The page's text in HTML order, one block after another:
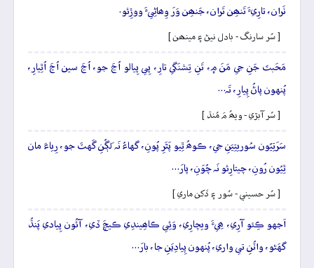
ٺَران، تارِيءَ تَنھِن تَران، جَنھِن وَرَ وِھاڻِيءَ ووڙِئو.
[ سُر سارنگ - بادل نيڻ ۽ مينھن ]
مَحَبتَ جَنِ جي مَنَ ۾، تَنِ تِشنَگي تارِ، پِي پِيالو اُڃَ جو، اُڃَ سين اُڃَ اُٿِيارِ،
پُنهون پاڻُ پِيارِ، تَہ…
[ سُر آبڙي - ويھُ مَ مُنڌ ]
سَرَتِيُون سُوريتِيَنِ جي، ڪوھُ ٿِيو پَٿَرِ پُونِ، گهاءُ نَہ لَڳُنِ گَهٽَ جو، رِياءَ مان
ٿِيُون رُونِ، چيتارِئو نَہ چُوَنِ، پارَ…
[ سُر حسيني - سُور ۽ ڏکن ماري ]
اَجهو ڪِئو آرِي، ھِيءَ ويچارِي، وَئِي ڪاھِيندِي ڪيچَ ڏي، آئُون پِيادي پَنڌُ
گهَڻو، واٽُنِ تي واري، پُنهون پِيادِيَنِ جا، بارَ…